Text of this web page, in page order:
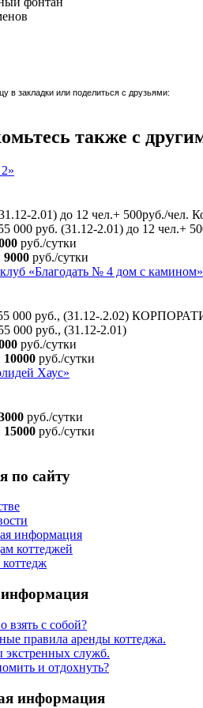
в закладки или поделиться с друзьями:
также с
2.01) до 12 чел.+ 500руб./чел.
000 руб. (31.12-2.01) до 12 чел.+
руб./сутки
9000 руб./сутки
«Благодать № 4 дом с камином»
000 руб., (31.12-.2.02)
000 руб., (31.12-2.01)
руб./сутки
10000 руб./сутки
Хаус»
руб./сутки
15000 руб./сутки
по сайту
информация
коттеджей
взять с собой?
правила аренды коттеджа.
экстренных служб.
и отдохнуть?
информация